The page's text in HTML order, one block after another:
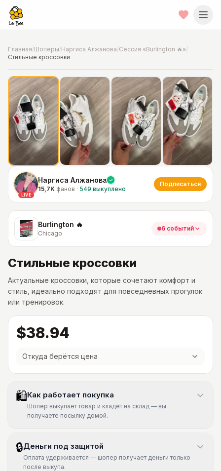
Главная/Шоперы/Наргиса Алжанова/Сессия «Burlington 🔥»/
Стильные кроссовки
Фото от шопера· Chicago
LIVE
Наргиса Алжанова
15,7K фанов · 549 выкуплено
Подписаться
Burlington 🔥
Chicago
6 событий
Стильные кроссовки
Актуальные кроссовки, которые сочетают комфорт и
стиль, идеально подходят для повседневных прогулок
или тренировок.
$38.94
Откуда берётся цена
🛍Как работает покупка
Шопер выкупает товар и кладёт на склад — вы
получаете посылку домой.
🔒Деньги под защитой
Оплата удерживается — шопер получает деньги только
после выкупа.